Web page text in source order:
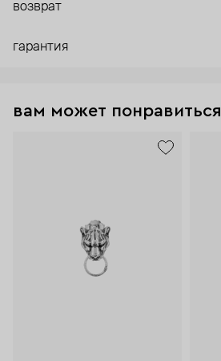
возврат
гарантия
вам может понравиться